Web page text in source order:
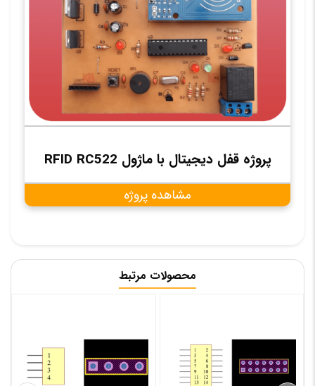
پروژه قفل دیجیتال با ماژول RFID RC522
مشاهده پروژه
محصولات مرتبط